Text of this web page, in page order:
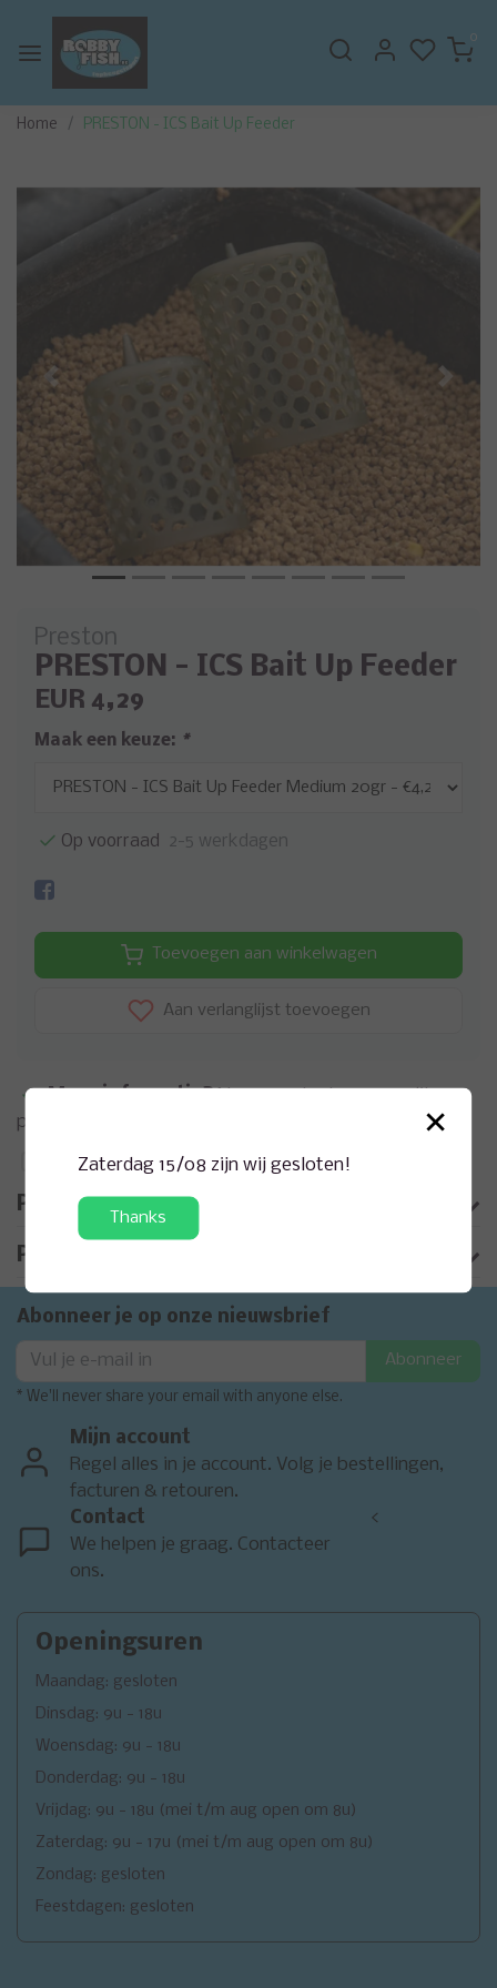
0
Home PRESTON - ICS Bait Up Feeder
Vorige
Preston
PRESTON - ICS Bait Up Feeder
EUR 4,29
Maak een keuze: *
Op voorraad 2-5 werkdagen
Toevoegen aan winkelwagen
Aan verlanglijst toevoegen
Meer informatie?Neem contact op over dit
product
Toevoegen aan vergelijking
Productomschrijving
Product informatie
Abonneer je op onze nieuwsbrief
Abonneer
* We'll never share your email with anyone else.
Mijn account
Regel alles in je account. Volg je bestellingen,
facturen & retouren.
Contact
We helpen je graag. Contacteer
ons.
<
Openingsuren
Maandag: gesloten
Dinsdag: 9u - 18u
Woensdag: 9u - 18u
Donderdag: 9u - 18u
Vrijdag: 9u - 18u (mei t/m aug open om 8u)
Zaterdag: 9u - 17u (mei t/m aug open om 8u)
Zondag: gesloten
Feestdagen: gesloten
×
Zaterdag 15/08 zijn wij gesloten!
Thanks